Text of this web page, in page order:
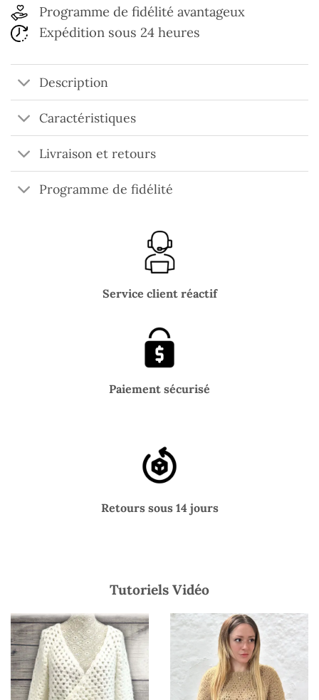
Programme de fidélité avantageux
Expédition sous 24 heures
Description
Caractéristiques
Livraison et retours
Programme de fidélité
Service client réactif
Paiement sécurisé
Retours sous 14 jours
Tutoriels Vidéo